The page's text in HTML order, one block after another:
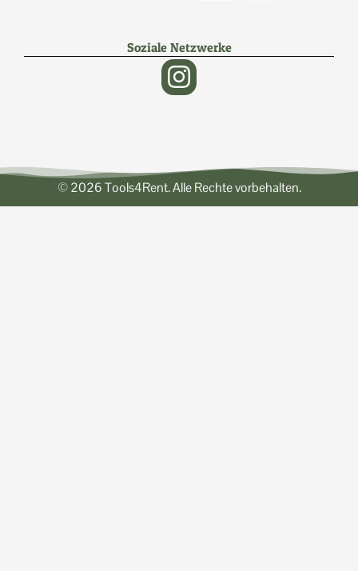
Soziale Netzwerke
© 2026 Tools4Rent. Alle Rechte vorbehalten.